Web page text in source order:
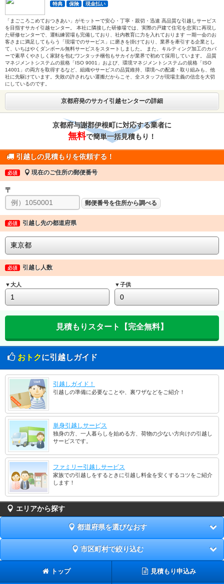
特典 保険 現金払い
「まごころこめておつきあい」がモットーで安心・丁寧・親切・迅速 高品質な引越しサービス
を目指すサカイ引越センター。 本社に隣接した研修場では、実際の戸建て住宅を忠実に再現し
た研修センターで、運転練習場も完備しており、社内教育に力を入れております 一期一会のお
客さまに満足してもらう「現場でのサービス」に磨きを掛けており、業界を牽引する企業とし
て、いちはやくダンボール無料サービスをスタートしました。 また、キルティング加工のカバ
ーで素早くやさしく家財を包むワンタッチ梱包もサカイが業界で初めて採用しています。 品質
マネジメントシステムの規格「ISO 9001」および、環境マネジメントシステムの規格「ISO
14001」の両方を取得するなど、組織やサービスの品質維持、環境への配慮・取り組みも、他
社に先駆けています。失敗の許されない運搬だからこそ、全スタッフが現場主義の信念を大切
にしているのです。
京都府発のサカイ引越センターの詳細
京都府与謝郡伊根町に対応する業者に
無料で簡単一括見積もり！
引越しの見積もりを依頼する！
必須 現在のご住所の郵便番号
〒
郵便番号を住所から調べる
必須 引越し先の都道府県
必須 引越し人数
▼大人 ▼子供
おトクに引越しガイド
引越しガイド！
引越しの準備に必要なことや、裏ワザなどをご紹介！
単身引越しサービス
独身の方、一人暮らしを始める方、荷物の少ない方向けの引越し
サービスです。
ファミリー引越しサービス
家族での引越しをするときに引越し料金を安くするコツをご紹介
します！
エリアから探す
都道府県を選びなおす
市区町村で絞り込む
トップ 見積もり申込み